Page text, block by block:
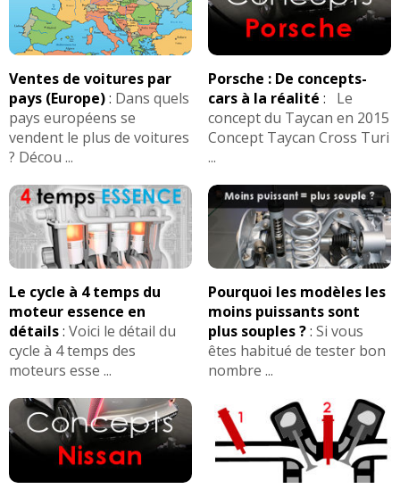
Ventes de voitures par
pays (Europe): Dans quels
pays européens se
vendent le plus de voitures
? Décou ...
Porsche : De concepts-
cars à la réalité :
Le
concept du Taycan en 2015
Concept Taycan Cross Turi
...
Le cycle à 4 temps du
moteur essence en
détails: Voici le détail du
cycle à 4 temps des
moteurs esse ...
Pourquoi les modèles les
moins puissants sont
plus souples ?: Si vous
êtes habitué de tester bon
nombre ...